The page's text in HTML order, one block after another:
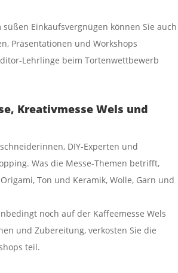
Einkaufsvergnügen können Sie auch
Präsentationen und Workshops
Lehrlinge beim Tortenwettbewerb
Kreativmesse Wels und
DIY-Experten und
Was die Messe-Themen betrifft,
Ton und Keramik, Wolle, Garn und
noch auf der Kaffeemesse Wels
und Zubereitung, verkosten Sie die
teil.